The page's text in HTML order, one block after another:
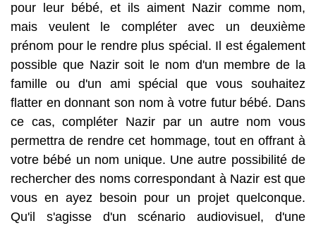
pour leur bébé, et ils aiment Nazir comme nom,
mais veulent le compléter avec un deuxième
prénom pour le rendre plus spécial. Il est également
possible que Nazir soit le nom d'un membre de la
famille ou d'un ami spécial que vous souhaitez
flatter en donnant son nom à votre futur bébé. Dans
ce cas, compléter Nazir par un autre nom vous
permettra de rendre cet hommage, tout en offrant à
votre bébé un nom unique. Une autre possibilité de
rechercher des noms correspondant à Nazir est que
vous en ayez besoin pour un projet quelconque.
Qu'il s'agisse d'un scénario audiovisuel, d'une